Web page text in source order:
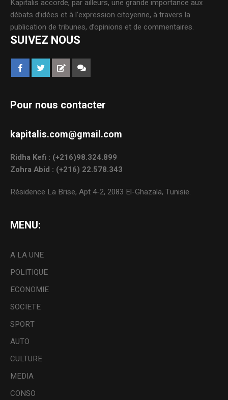
Kapitalis accorde, par ailleurs, une grande importance aux
débats d’idées et à l’expression citoyenne, à travers la
publication de tribunes, d’opinions et de commentaires.
SUIVEZ NOUS
Pour nous contacter
kapitalis.com@gmail.com
Ridha Kefi : (+216)98.324.899
Zohra Abid : (+216) 22.578.343
Résidence La Brise, Apt 4-2, 2083 El-Ghazala, Tunisie.
MENU:
A LA UNE
POLITIQUE
ECONOMIE
SOCIETE
SPORT
AUTO
CULTURE
MEDIA
CONSO